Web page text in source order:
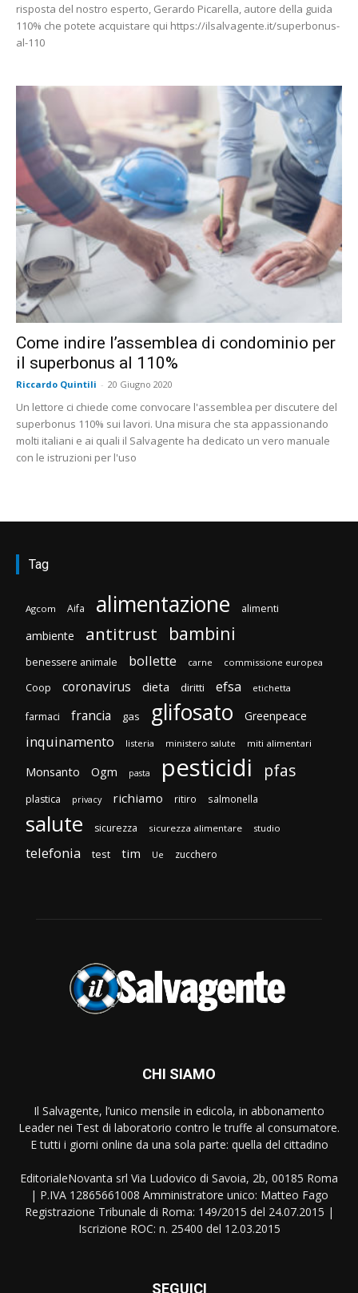
risposta del nostro esperto, Gerardo Picarella, autore della guida
110% che potete acquistare qui https://ilsalvagente.it/superbonus-
al-110
Come indire l’assemblea di condominio per
il superbonus al 110%
Riccardo Quintili - 20 Giugno 2020
Un lettore ci chiede come convocare l'assemblea per discutere del
superbonus 110% sui lavori. Una misura che sta appassionando
molti italiani e ai quali il Salvagente ha dedicato un vero manuale
con le istruzioni per l'uso
Tag
Agcom Aifa alimentazione alimenti
ambiente antitrust bambini
benessere animale bollette carne commissione europea
Coop coronavirus dieta diritti efsa etichetta
farmaci francia gas glifosato Greenpeace
inquinamento listeria ministero salute miti alimentari
Monsanto Ogm pasta pesticidi pfas
plastica privacy richiamo ritiro salmonella
salute sicurezza sicurezza alimentare studio
telefonia test tim Ue zucchero
CHI SIAMO
Il Salvagente, l’unico mensile in edicola, in abbonamento
Leader nei Test di laboratorio contro le truffe al consumatore.
E tutti i giorni online da una sola parte: quella del cittadino
EditorialeNovanta srl Via Ludovico di Savoia, 2b, 00185 Roma
| P.IVA 12865661008 Amministratore unico: Matteo Fago
Registrazione Tribunale di Roma: 149/2015 del 24.07.2015 |
Iscrizione ROC: n. 25400 del 12.03.2015
SEGUICI